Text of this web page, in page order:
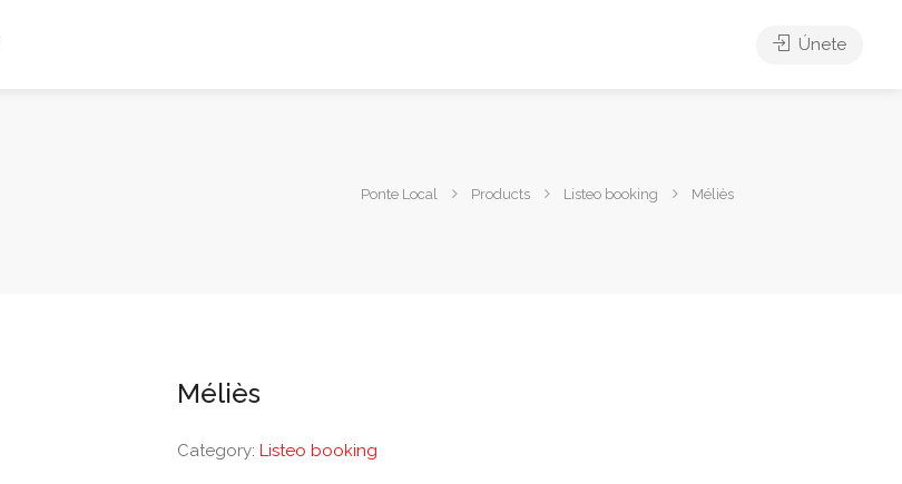
Únete
Ponte Local Products Listeo booking Méliès
Méliès
Category:Listeo booking